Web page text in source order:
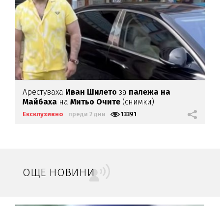
Арестуваха Иван Шилетоза палежа на
Майбаха наМитьо Очите (снимки)
Ексклузивно преди 2 дни 13391
ОЩЕ НОВИНИ